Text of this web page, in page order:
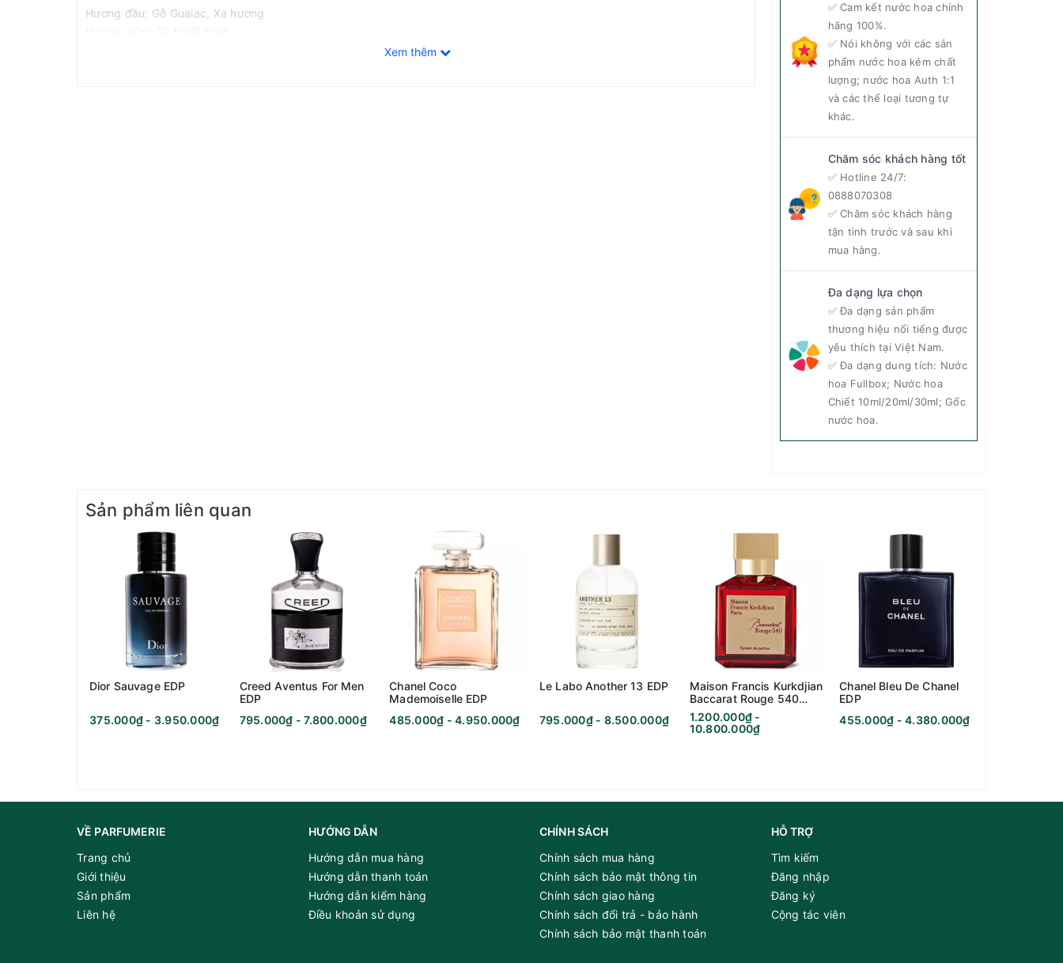
Hương đầu: Gỗ Guaiac, Xạ hương
Xem thêm
✅ Cam kết nước hoa chính
hãng 100%.
✅ Nói không với các sản
phẩm nước hoa kém chất
lượng; nước hoa Auth 1:1
và các thể loại tương tự
khác.
Chăm sóc khách hàng tốt
✅ Hotline 24/7:
0888070308
✅ Chăm sóc khách hàng
tận tình trước và sau khi
mua hàng.
Đa dạng lựa chọn
✅ Đa dạng sản phẩm
thương hiệu nổi tiếng được
yêu thích tại Việt Nam.
✅ Đa dạng dung tích: Nước
hoa Fullbox; Nước hoa
Chiết 10ml/20ml/30ml; Gốc
nước hoa.
Sản phẩm liên quan
Dior Sauvage EDP
375.000₫ - 3.950.000₫
Creed Aventus For Men
EDP
795.000₫ - 7.800.000₫
Chanel Coco
Mademoiselle EDP
485.000₫ - 4.950.000₫
Le Labo Another 13 EDP
795.000₫ - 8.500.000₫
Maison Francis Kurkdjian
Baccarat Rouge 540
Extrait De Parfum
1.200.000₫ -
10.800.000₫
Chanel Bleu De Chanel
EDP
455.000₫ - 4.380.000₫
VỀ PARFUMERIE
Trang chủ
Giới thiệu
Sản phẩm
Liên hệ
HƯỚNG DẪN
Hướng dẫn mua hàng
Hướng dẫn thanh toán
Hướng dẫn kiểm hàng
Điều khoản sử dụng
CHÍNH SÁCH
Chính sách mua hàng
Chính sách bảo mật thông tin
Chính sách giao hàng
Chính sách đổi trả - bảo hành
Chính sách bảo mật thanh toán
HỖ TRỢ
Tìm kiếm
Đăng nhập
Đăng ký
Cộng tác viên